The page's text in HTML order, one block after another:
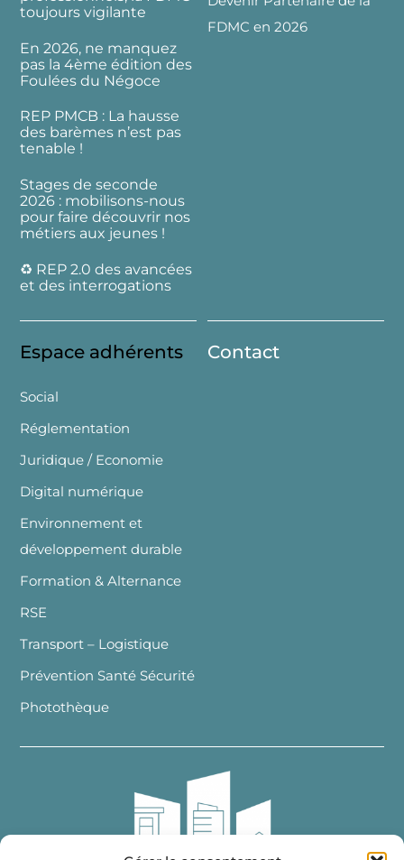
toujours vigilante
En 2026, ne manquez
pas la 4ème édition des
Foulées du Négoce
REP PMCB : La hausse
des barèmes n’est pas
tenable !
Stages de seconde
2026 : mobilisons-nous
pour faire découvrir nos
métiers aux jeunes !
♻️ REP 2.0 des avancées
et des interrogations
FDMC en 2026
Espace adhérents
Social
Réglementation
Juridique / Economie
Digital numérique
Environnement et
développement durable
Formation & Alternance
RSE
Transport – Logistique
Prévention Santé Sécurité
Photothèque
Contact